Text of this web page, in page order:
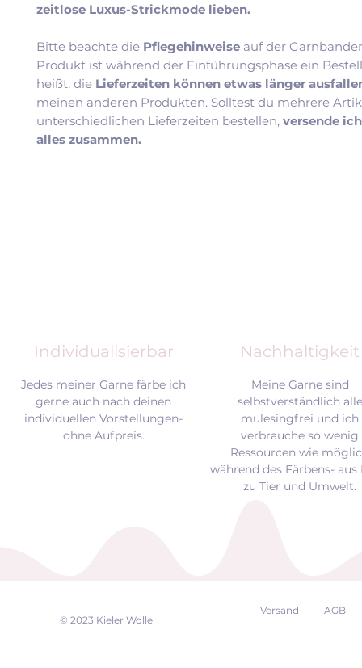
zeitlose Luxus-Strickmode lieben.
Bitte beachte die Pflegehinweise auf der
Produkt ist während der Einführungsphase ein
heißt, die Lieferzeiten können etwas länger
meinen anderen Produkten. Solltest du mehrere
unterschiedlichen Lieferzeiten bestellen, versende
alles zusammen.
Individualisierbar Nachhaltigkeit
Jedes meiner Garne färbe ich
gerne auch nach deinen
individuellen Vorstellungen-
ohne Aufpreis.
Meine Garne sind
selbstverständlich alle
mulesingfrei und ich
verbrauche so wenig
Ressourcen wie
während des Färbens- aus
zu Tier und Umwelt.
© 2023 Kieler Wolle
Versand AGB